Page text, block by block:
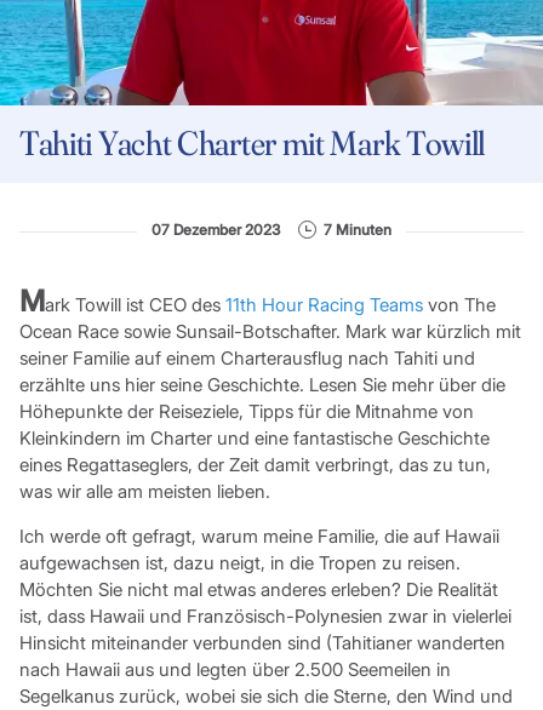
Tahiti Yacht Charter mit Mark Towill
07 Dezember 2023 7 Minuten
Mark Towill ist CEO des 11th Hour Racing Teamsvon The
Ocean Race sowie Sunsail-Botschafter. Mark war kürzlich mit
seiner Familie auf einem Charterausflug nach Tahiti und
erzählte uns hier seine Geschichte. Lesen Sie mehr über die
Höhepunkte der Reiseziele, Tipps für die Mitnahme von
Kleinkindern im Charter und eine fantastische Geschichte
eines Regattaseglers, der Zeit damit verbringt, das zu tun,
was wir alle am meisten lieben.
Ich werde oft gefragt, warum meine Familie, die auf Hawaii
aufgewachsen ist, dazu neigt, in die Tropen zu reisen.
Möchten Sie nicht mal etwas anderes erleben? Die Realität
ist, dass Hawaii und Französisch-Polynesien zwar in vielerlei
Hinsicht miteinander verbunden sind (Tahitianer wanderten
nach Hawaii aus und legten über 2.500 Seemeilen in
Segelkanus zurück, wobei sie sich die Sterne, den Wind und